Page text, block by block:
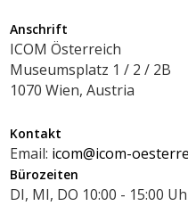
Anschrift
ICOM Österreich
Museumsplatz 1 / 2 / 2B
1070 Wien, Austria
Kontakt
Email: icom@icom-
Bürozeiten
DI, MI, DO 10:00 - 15:00